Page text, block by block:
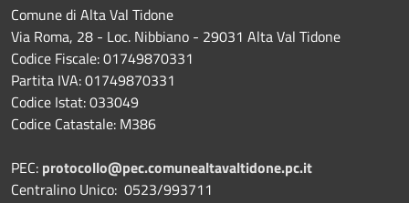
Comune di Alta Val Tidone
Via Roma, 28 - Loc. Nibbiano - 29031 Alta Val Tidone
Codice Fiscale: 01749870331
Partita IVA: 01749870331
Codice Istat: 033049
Codice Catastale: M386
PEC: protocollo@pec.comunealtavaltidone.pc.it
Centralino Unico: 0523/993711